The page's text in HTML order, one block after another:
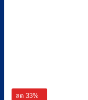
ลด 33%